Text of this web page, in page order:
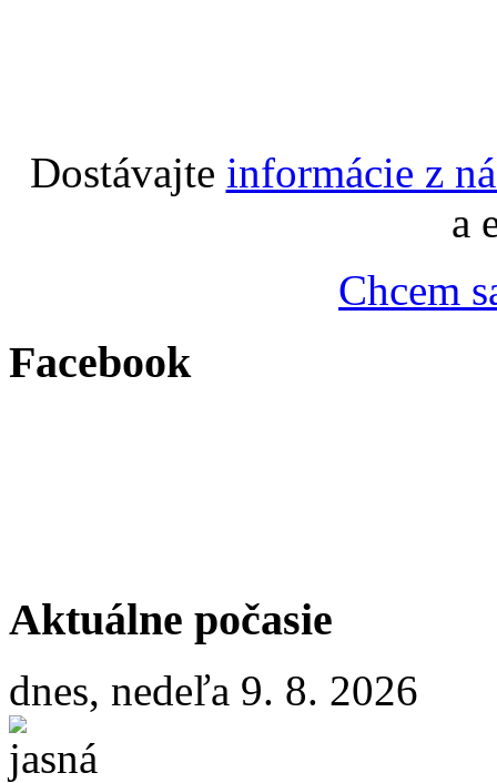
Dostávajte informácie z
a
Chcem
Facebook
Aktuálne počasie
dnes, nedeľa 9. 8. 2026